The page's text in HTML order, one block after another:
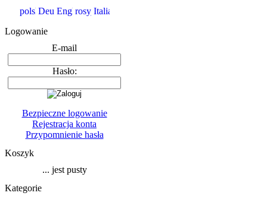
Logowanie
E-mail
Hasło:
Bezpieczne logowanie
Rejestracja konta
Przypomnienie hasła
Koszyk
... jest pusty
Kategorie